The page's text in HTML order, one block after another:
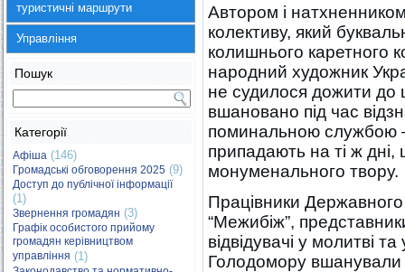
туристичні маршрути
Управління
Пошук
Категорії
Афіша (146)
Громадські обговорення 2025 (9)
Доступ до публічної інформації
(1)
Звернення громадян (3)
Графік особистого прийому
громадян керівництвом
управління (1)
Автором і
колективу, який
колишнього каретного
народний художник
не судилося дожити до
вшановано під час
поминальною службою
припадають на ті ж дні,
монуменального твору.
Працівники Державного
“Межибіж”,
відвідувачі у молитві
Голодомору